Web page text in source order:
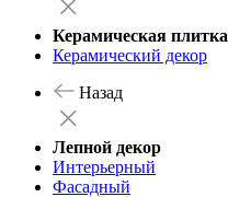
Керамическая плитка
Керамический декор
Назад
Лепной декор
Интерьерный
Фасадный